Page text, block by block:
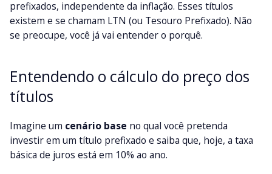
prefixados, independente da inflação. Esses títulos
existem e se chamam LTN (ou Tesouro Prefixado). Não
se preocupe, você já vai entender o porquê.
Entendendo o cálculo do preço dos
títulos
Imagine um cenário base no qual você pretenda
investir em um título prefixado e saiba que, hoje, a taxa
básica de juros está em 10% ao ano.